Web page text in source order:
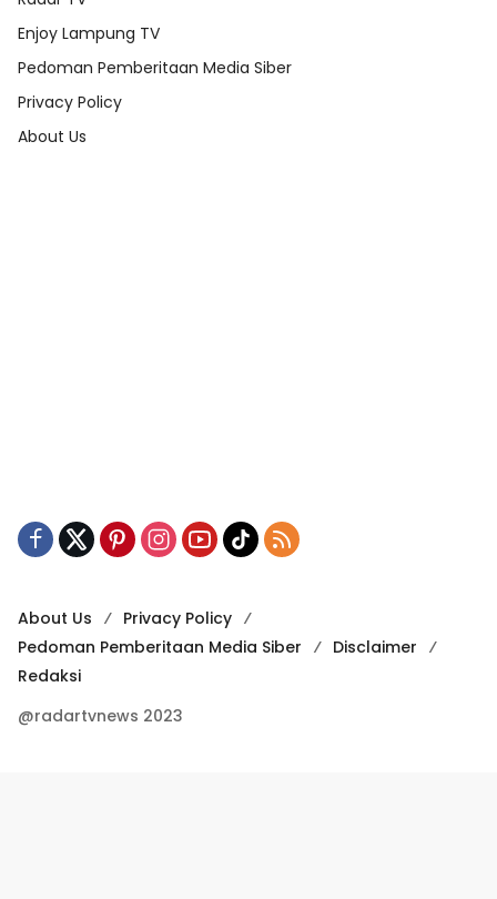
Enjoy Lampung TV
Pedoman Pemberitaan Media Siber
Privacy Policy
About Us
About Us
Privacy Policy
Pedoman Pemberitaan Media Siber
Disclaimer
Redaksi
@radartvnews 2023